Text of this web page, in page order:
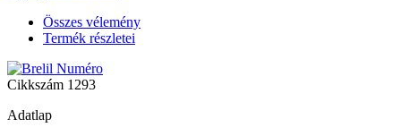
Összes vélemény
Termék részletei
Cikkszám 1293
Adatlap